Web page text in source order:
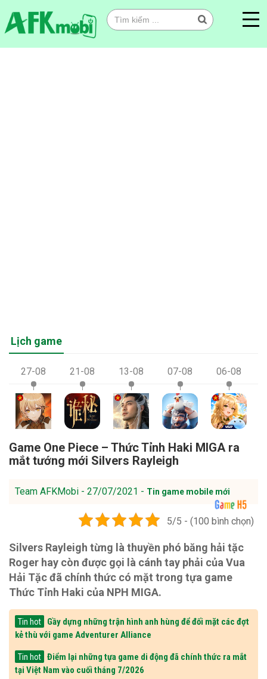
Lịch game
27-08 21-08 13-08 07-08 06-08
Game One Piece – Thức Tỉnh Haki MIGA ra
mắt tướng mới Silvers Rayleigh
Team AFKMobi - 27/07/2021 - Tin game mobile mới
5/5 - (100 bình chọn)
Silvers Rayleigh từng là thuyền phó băng hải tặc
Roger hay còn được gọi là cánh tay phải của Vua
Hải Tặc đã chính thức có mặt trong tựa game
Thức Tỉnh Haki của NPH MIGA.
Tin hot
Gầy dựng những trận hình anh hùng để đối mặt các đợt
kẻ thù với game Adventurer Alliance
Tin hot
Điểm lại những tựa game di động đã chính thức ra mắt
tại Việt Nam vào cuối tháng 7/2026